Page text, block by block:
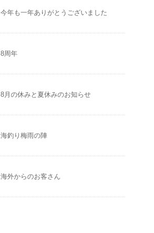
今年も一年ありがとうございました
8周年
8月の休みと夏休みのお知らせ
海釣り梅雨の陣
海外からのお客さん